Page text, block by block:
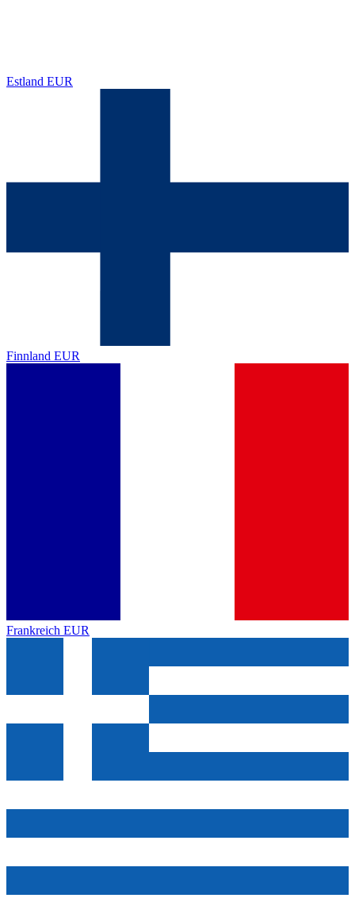
Estland EUR
Finnland EUR
Frankreich EUR